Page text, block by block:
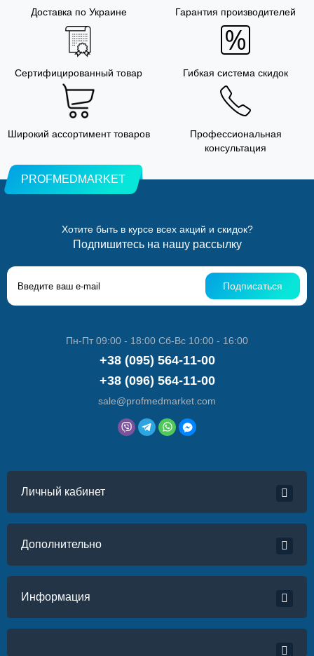
Доставка по Украине Гарантия производителей
Сертифицированный товар Гибкая система скидок
Широкий ассортимент товаров
Профессиональная
консультация
PROFMEDMARKET
Хотите быть в курсе всех акций и скидок?
Подпишитесь на нашу рассылку
Подписаться
Пн-Пт 09:00 - 18:00 Сб-Вс 10:00 - 16:00
+38 (095) 564-11-00
+38 (096) 564-11-00
sale@profmedmarket.com
Личный кабинет
Дополнительно
Информация